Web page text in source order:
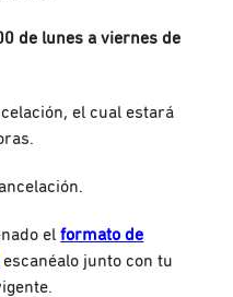
de lunes a viernes de
el cual estará
elformato de
escanéalo junto con tu